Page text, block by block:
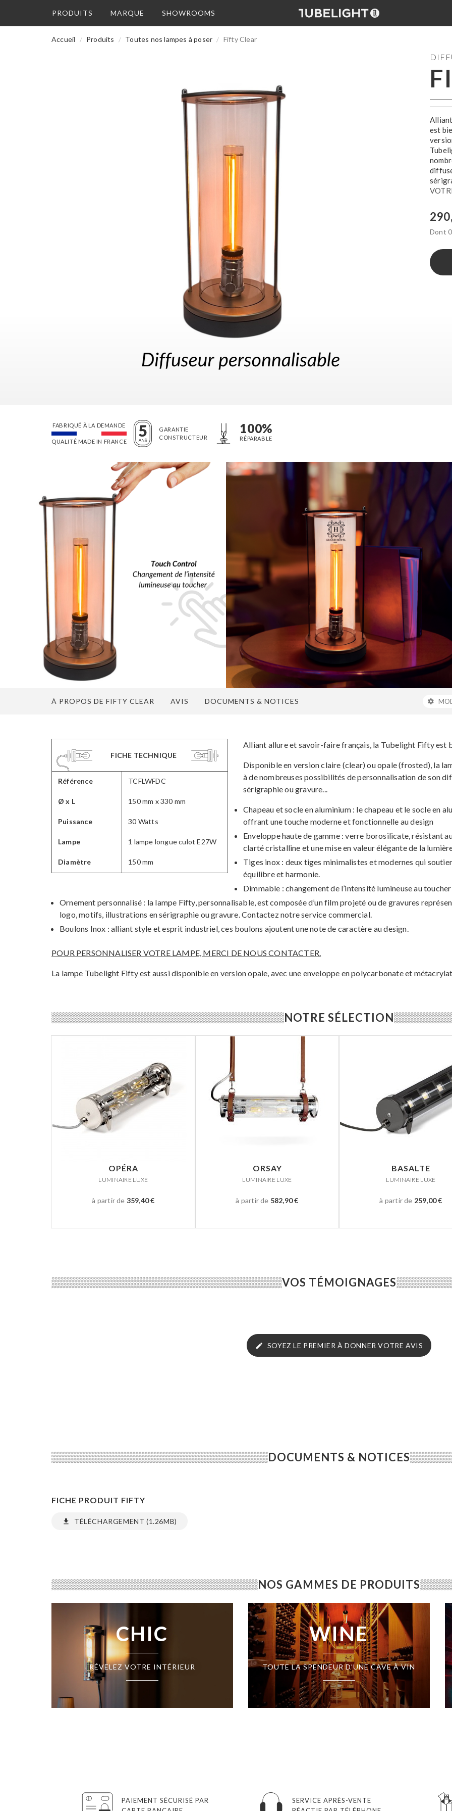
PRODUITS MARQUE SHOWROOMS
Accueil Produits Toutes nos lampes à poser Fifty Clear
est
Dont
FABRIQUÉ À LA DEMANDE
QUALITÉ MADE IN FRANCE
GARANTIE
CONSTRUCTEUR
100%
RÉPARABLE
À PROPOS DE FIFTY CLEAR AVIS DOCUMENTS & NOTICES settings
FICHE TECHNIQUE
Référence TCFLWFDC
Ø x L 150 mm x 330 mm
Puissance 30 Watts
Lampe 1 lampe longue culot E27W
Diamètre 150 mm
Alliant allure et savoir-faire français, la Tubelight Fifty est
Disponible en version claire (clear) ou opale (frosted), la
à de nombreuses possibilités de personnalisation de son
sérigraphie ou gravure...
Chapeau et socle en aluminium : le chapeau et le socle en
offrant une touche moderne et fonctionnelle au design
Enveloppe haute de gamme : verre borosilicate, résistant
clarté cristalline et une mise en valeur élégante de la
Tiges inox : deux tiges minimalistes et modernes qui
équilibre et harmonie.
Dimmable : changement de l’intensité lumineuse au
Ornement personnalisé : la lampe Fifty, personnalisable, est composée d’un film projeté ou de gravures
logo, motifs, illustrations en sérigraphie ou gravure. Contactez notre service commercial.
Boulons Inox : alliant style et esprit industriel, ces boulons ajoutent une note de caractère au design.
POUR PERSONNALISER VOTRE LAMPE, MERCI DE NOUS CONTACTER.
La lampe Tubelight Fifty est aussi disponible en version opale, avec une enveloppe en polycarbonate et
NOTRE SÉLECTION
OPÉRA
LUMINAIRE LUXE
à partir de 359,40 €
ORSAY
LUMINAIRE LUXE
à partir de 582,90 €
BASALTE
LUMINAIRE LUXE
à partir de 259,00 €
VOS TÉMOIGNAGES
SOYEZ LE PREMIER À DONNER VOTRE AVIS
DOCUMENTS & NOTICES
FICHE PRODUIT FIFTY
file_download TÉLÉCHARGEMENT (1.26MB)
NOS GAMMES DE PRODUITS
CHIC
RÉVELEZ VOTRE INTÉRIEUR
WINE
TOUTE LA SPENDEUR D'UNE CAVE À VIN
PAIEMENT SÉCURISÉ PAR
SERVICE APRÈS-VENTE